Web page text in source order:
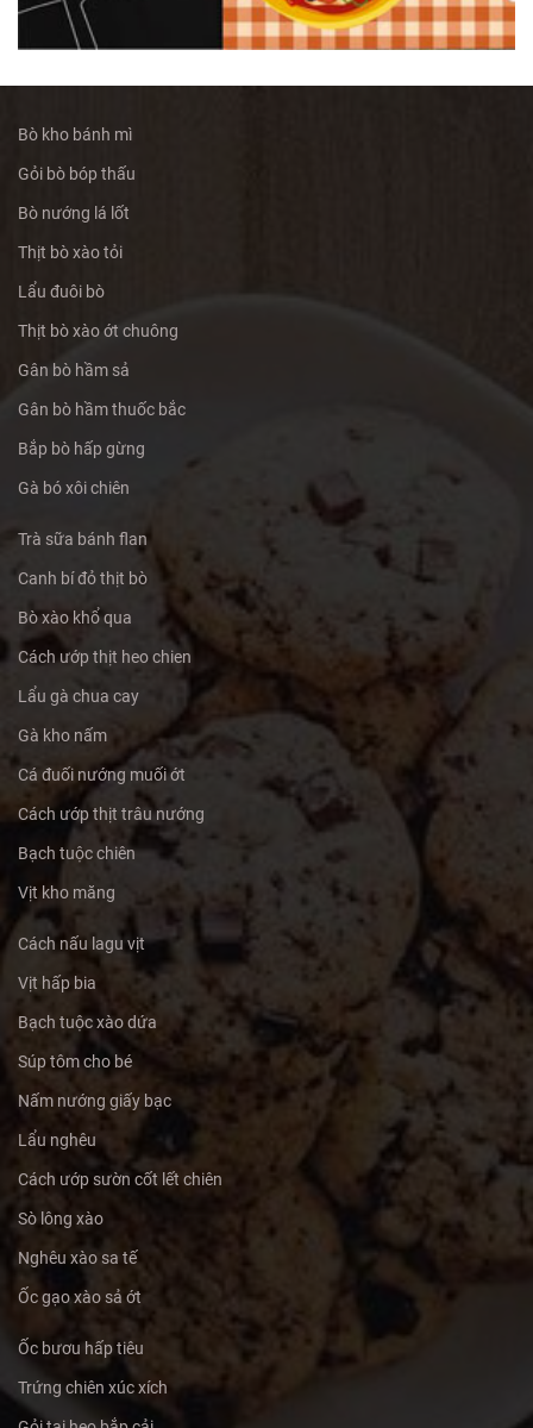
Bò kho bánh mì
Gỏi bò bóp thấu
Bò nướng lá lốt
Thịt bò xào tỏi
Lẩu đuôi bò
Thịt bò xào ớt chuông
Gân bò hầm sả
Gân bò hầm thuốc bắc
Bắp bò hấp gừng
Gà bó xôi chiên
Trà sữa bánh flan
Canh bí đỏ thịt bò
Bò xào khổ qua
Cách ướp thịt heo chien
Lẩu gà chua cay
Gà kho nấm
Cá đuối nướng muối ớt
Cách ướp thịt trâu nướng
Bạch tuộc chiên
Vịt kho măng
Cách nấu lagu vịt
Vịt hấp bia
Bạch tuộc xào dứa
Súp tôm cho bé
Nấm nướng giấy bạc
Lẩu nghêu
Cách ướp sườn cốt lết chiên
Sò lông xào
Nghêu xào sa tế
Ốc gạo xào sả ớt
Ốc bươu hấp tiêu
Trứng chiên xúc xích